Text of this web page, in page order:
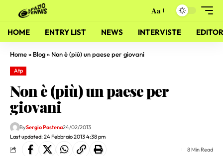
Aa
HOME ENTRY LIST NEWS INTERVISTE
Home» Blog» Non è (più) un paese per giovani
Atp
Non è (più) un paese per
giovani
Last updated: 24 Febbraio 2013 4:38 pm
BySergio Pastena24/02/2013
8 Min Read